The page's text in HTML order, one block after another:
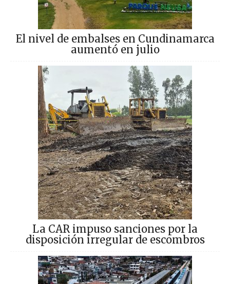
El nivel de embalses en Cundinamarca
aumentó en julio
La CAR impuso sanciones por la
disposición irregular de escombros